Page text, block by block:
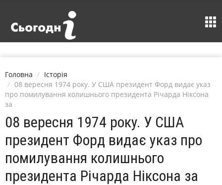
Головна
Історія
08 вересня 1974 року. У США президент Форд видає указ
про помилування колишнього президента Річарда Ніксона
за
08 вересня 1974 року. У США
президент Форд видає указ про
помилування колишнього
президента Річарда Ніксона за